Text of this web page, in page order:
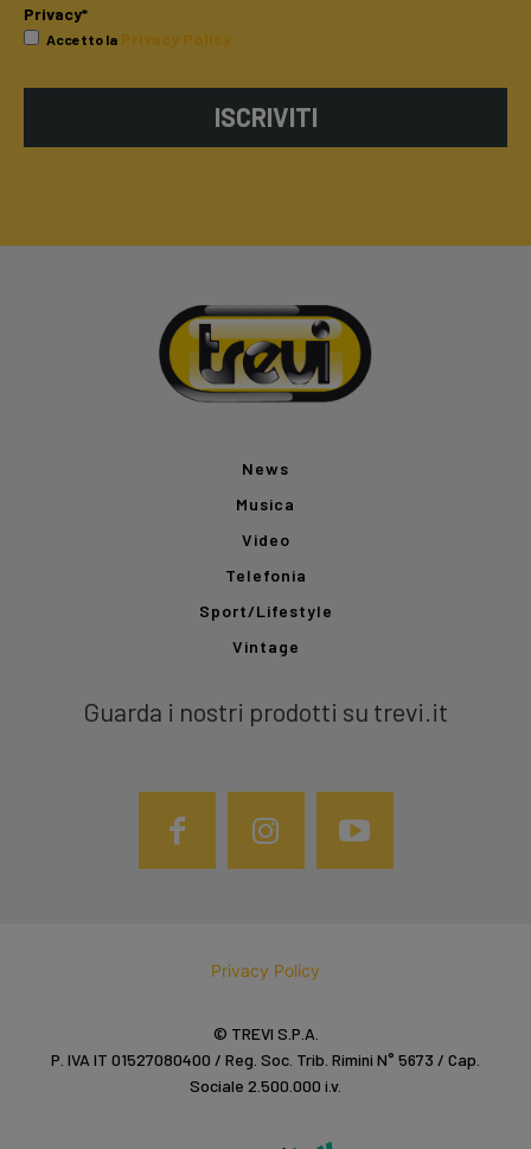
Privacy*
Accetto la Privacy Policy
ISCRIVITI
News
Musica
Video
Telefonia
Sport/Lifestyle
Vintage
Guarda i nostri prodotti su trevi.it
Privacy Policy
© TREVI S.P.A.
P. IVA IT 01527080400 / Reg. Soc. Trib. Rimini N° 5673 / Cap.
Sociale 2.500.000 i.v.